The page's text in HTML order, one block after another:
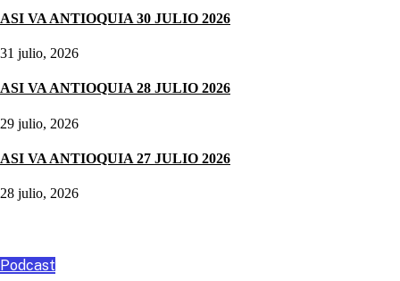
ASI VA ANTIOQUIA 30 JULIO 2026
31 julio, 2026
ASI VA ANTIOQUIA 28 JULIO 2026
29 julio, 2026
ASI VA ANTIOQUIA 27 JULIO 2026
28 julio, 2026
Podcast